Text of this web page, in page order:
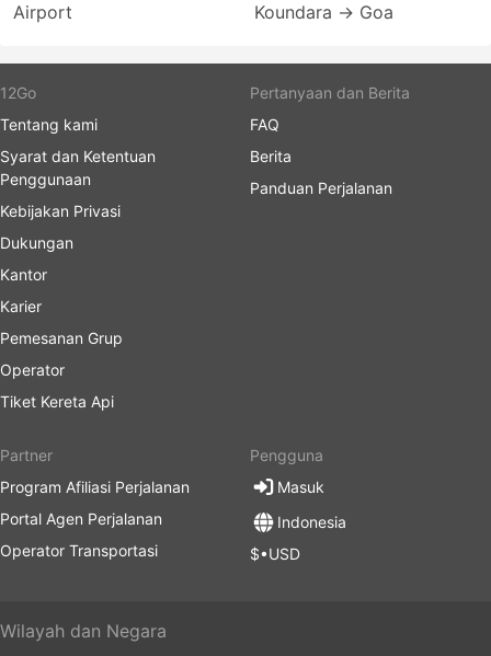
Airport
Koundara → Goa
12Go
Tentang kami
Syarat dan Ketentuan
Penggunaan
Kebijakan Privasi
Dukungan
Kantor
Karier
Pemesanan Grup
Operator
Tiket Kereta Api
Pertanyaan dan Berita
FAQ
Berita
Panduan Perjalanan
Partner
Program Afiliasi Perjalanan
Portal Agen Perjalanan
Operator Transportasi
Pengguna
Masuk
Indonesia
$•USD
Wilayah dan Negara